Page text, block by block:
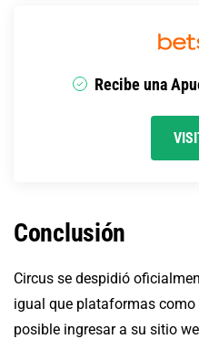
Recibe una
Conclusión
Circus se despidió
igual que plataformas como
posible ingresar a su sitio